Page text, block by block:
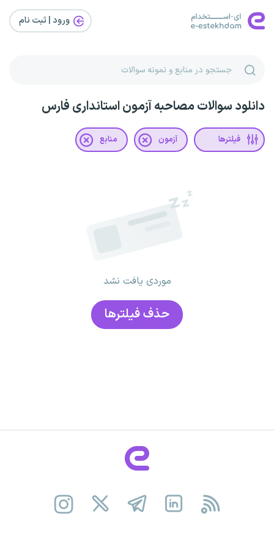
ورود | ثبت‌ نام
دانلود سوالات مصاحبه آزمون استانداری فارس
فیلترها آزمون منابع
موردی یافت نشد
حذف فیلتر‌ها